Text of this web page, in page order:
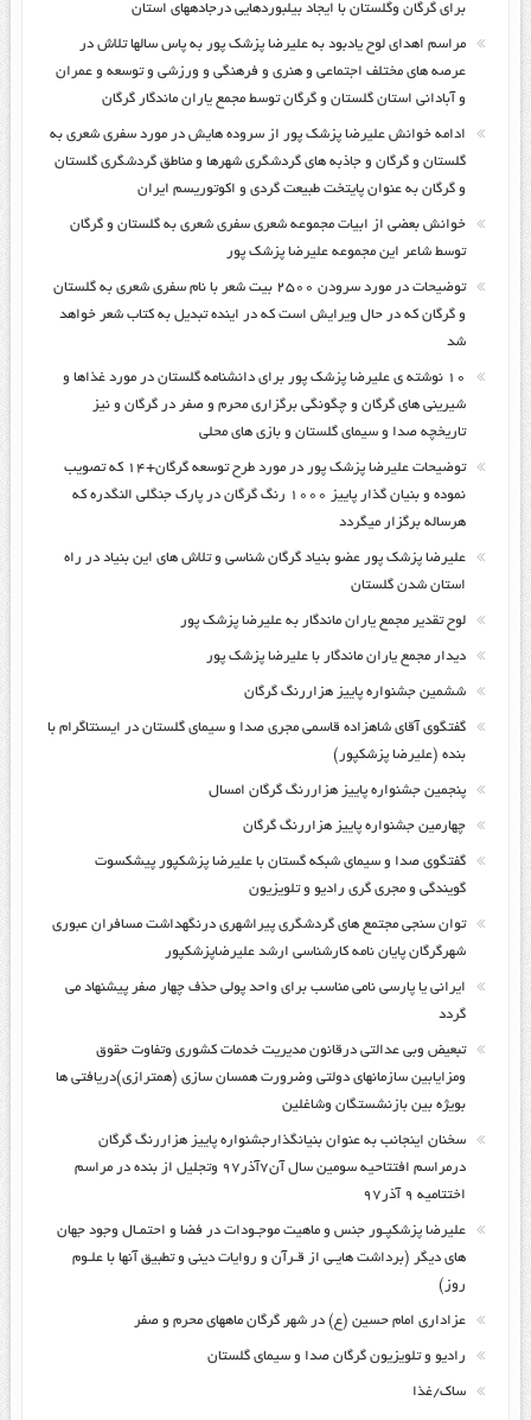
برای گرگان وگلستان با ایجاد بیلبوردهایی درجادههای استان
مراسم اهدای لوح یادبود به علیرضا پزشک پور به پاس سالها تلاش در
عرصه های مختلف اجتماعی و هنری و فرهنگی و ورزشی و توسعه و عمران
و آبادانی استان گلستان و گرگان توسط مجمع یاران ماندگار گرگان
ادامه خوانش علیرضا پزشک پور از سروده هایش در مورد سفری شعری به
گلستان و گرگان و جاذبه های گردشگری شهرها و مناطق گردشگری گلستان
و گرگان به عنوان پایتخت طبیعت گردی و اکوتوریسم ایران
خوانش بعضی از ابیات مجموعه شعری سفری شعری به گلستان و گرگان
توسط شاعر این مجموعه علیرضا پزشک پور
توضیحات در مورد سرودن ۲۵۰۰ بیت شعر با نام سفری شعری به گلستان
و گرگان که در حال ویرایش است که در اینده تبدیل به کتاب شعر خواهد
شد
۱۰ نوشته ی علیرضا پزشک پور برای دانشنامه گلستان در مورد غذاها و
شیرینی های گرگان و چگونگی برگزاری محرم و صفر در گرگان و نیز
تاریخچه صدا و سیمای گلستان و بازی های محلی
توضیحات علیرضا پزشک پور در مورد طرح توسعه گرگان+۱۴ که تصویب
نموده و بنیان گذار پاییز ۱۰۰۰ رنگ گرگان در پارک جنگلی النگدره که
هرساله برگزار میگردد
علیرضا پزشک پور عضو بنیاد گرگان شناسی و تلاش های این بنیاد در راه
استان شدن گلستان
لوح تقدیر مجمع یاران ماندگار به علیرضا پزشک پور
دیدار مجمع یاران ماندگار با علیرضا پزشک پور
ششمین جشنواره پاییز هزاررنگ گرگان
گفتگوی آقای شاهزاده قاسمی مجری صدا و سیمای گلستان در ایسنتاگرام با
بنده (علیرضا پزشکپور)
پنجمین جشنواره پاییز هزاررنگ گرگان امسال
چهارمین جشنواره پاییز هزاررنگ گرگان
گفتگوی صدا و سیمای شبکه گستان با علیرضا پزشکپور پیشکسوت
گویندگی و مجری گری رادیو و تلویزیون
توان سنجی مجتمع های گردشگری پیراشهری درنگهداشت مسافران عبوری
شهرگرگان پایان نامه کارشناسی ارشد علیرضاپزشکپور
ایرانی یا پارسی نامی مناسب برای واحد پولی حذف چهار صفر پیشنهاد می
گردد
تبعیض وبی عدالتی درقانون مدیریت خدمات کشوری وتفاوت حقوق
ومزایابین سازمانهای دولتی وضرورت همسان سازی (همترازی)دریافتی ها
بویژه بین بازنشستگان وشاغلین
سخنان اینجانب به عنوان بنیانگذارجشنواره پاییز هزاررنگ گرگان
درمراسم افتتاحیه سومین سال آن۷آذر۹۷ وتجلیل از بنده در مراسم
اختتامیه ۹ آذر۹۷
علیرضا پزشکپـور جنس و ماهیت موجـودات در فضا و احتمـال وجود جهان
های دیگر (برداشت هایـی از قـرآن و روایات دینی و تطبیق آنها با علـوم
روز)
عزاداری امام حسین (ع) در شهر گرگان ماههای محرم و صفر
رادیو و تلویزیون گرگان صدا و سیمای گلستان
ساک/غذا